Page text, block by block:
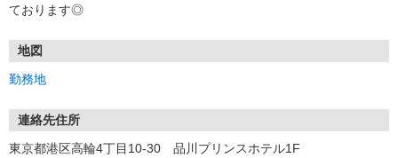
ております◎
地図
勤務地
連絡先住所
東京都港区高輪4丁目10-30 品川プリンスホテル1F